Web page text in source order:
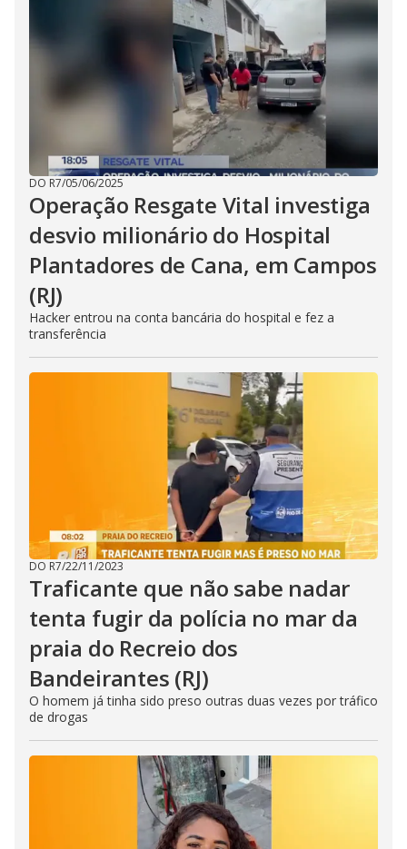
i
d
e
o
DO R7/05/06/2025
Operação Resgate Vital investiga
desvio milionário do Hospital
Plantadores de Cana, em Campos
(RJ)
Hacker entrou na conta bancária do hospital e fez a
transferência
DO R7/22/11/2023
Traficante que não sabe nadar
tenta fugir da polícia no mar da
praia do Recreio dos
Bandeirantes (RJ)
O homem já tinha sido preso outras duas vezes por tráfico
de drogas